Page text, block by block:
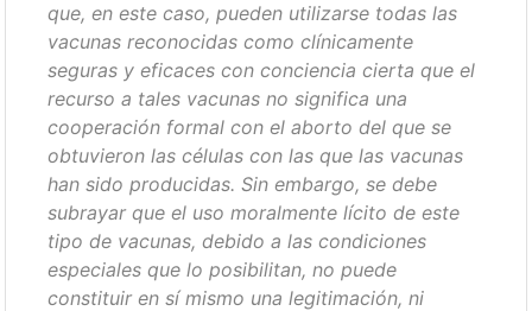
que, en este caso, pueden utilizarse todas las
vacunas reconocidas como clínicamente
seguras y eficaces con conciencia cierta que el
recurso a tales vacunas no significa una
cooperación formal con el aborto del que se
obtuvieron las células con las que las vacunas
han sido producidas. Sin embargo, se debe
subrayar que el uso moralmente lícito de este
tipo de vacunas, debido a las condiciones
especiales que lo posibilitan, no puede
constituir en sí mismo una legitimación, ni